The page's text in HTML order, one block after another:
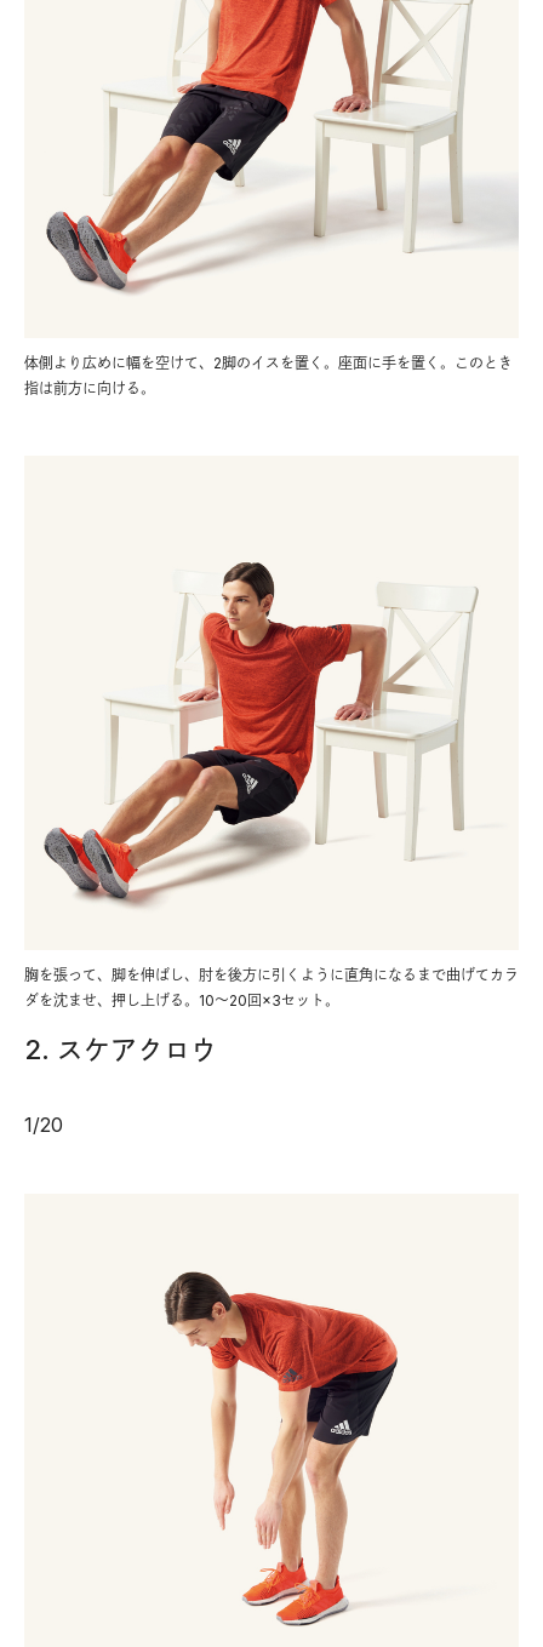
体側より広めに幅を空けて、2脚のイスを置く。座面に手を置く。このとき
指は前方に向ける。
胸を張って、脚を伸ばし、肘を後方に引くように直角になるまで曲げてカラ
ダを沈ませ、押し上げる。10～20回×3セット。
2. スケアクロウ
1/20